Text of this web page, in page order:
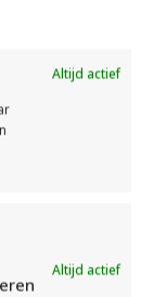
Altijd actief
Altijd actief